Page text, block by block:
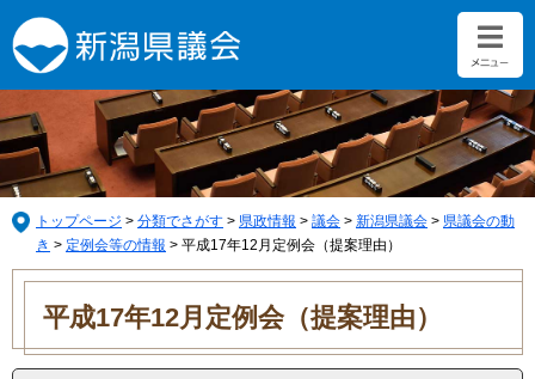
ー
ジ
の
先
頭
で
す。
ニ
ュ
ー
を
飛
ば
し
て
トップページ > 分類でさがす > 県政情報 > 議会 > 新潟県議会 > 県議会の動
き > 定例会等の情報 > 平成17年12月定例会（提案理由）
本
平成17年12月定例会（提案理由）